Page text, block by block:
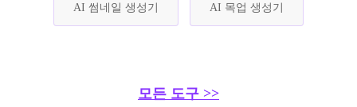
AI 썸네일 생성기 AI 목업 생성기
모든 도구 >>